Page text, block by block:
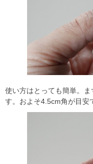
使い方はとっても簡単。
す。およそ4.5cm角が目安